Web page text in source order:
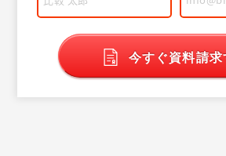
今すぐ資料請求